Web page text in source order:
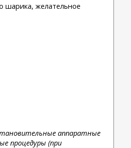
шарика, желательное
аппаратные
процедуры (при